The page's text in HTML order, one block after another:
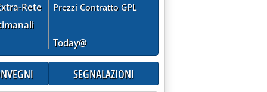
Rete
Prezzi Contratto GPL
Today@
SEGNALAZIONI